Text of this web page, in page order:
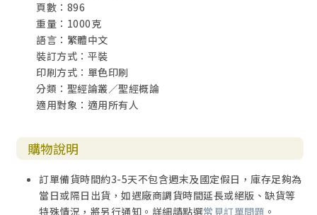
以弗所書
腓立比書
歌羅西書
帖撒羅尼迦前書
帖撒羅尼迦後書
提摩太前書
提摩太後書
腓利鬥書
希伯來書
彼得前書
彼得後書
頁數：896
重量：1000克
語言：繁體中文
裝訂方式：平裝
印刷方式：單色印刷
分類：聖經論叢／聖經概論
適用對象：適用所有人
購物說明
訂單備貨時間約3-5天不包含週末及國定假日，庫存足夠為
當日或隔日出貨，如遇廠商調貨時間延長或絕版、缺貨等
特殊情況，將另行通知。詳細請點選常見訂單問題 。